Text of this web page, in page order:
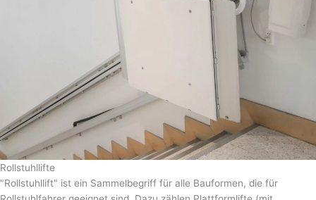
Rollstuhllifte
"Rollstuhllift" ist ein Sammelbegriff für alle Bauformen, die für